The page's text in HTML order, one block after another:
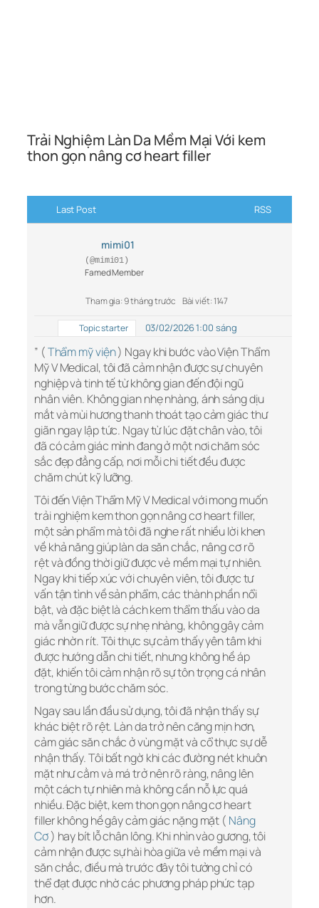
Trải Nghiệm Làn Da Mềm Mại Với kem
thon gọn nâng cơ heart filler
Last Post RSS
mimi01
(@mimi01)
Famed Member
Tham gia: 9 tháng trước Bài viết: 1147
Topic starter 03/02/2026 1:00 sáng
” (Thẩm mỹ viện) Ngay khi bước vào Viện Thẩm
Mỹ V Medical, tôi đã cảm nhận được sự chuyên
nghiệp và tinh tế từ không gian đến đội ngũ
nhân viên. Không gian nhẹ nhàng, ánh sáng dịu
mắt và mùi hương thanh thoát tạo cảm giác thư
giãn ngay lập tức. Ngay từ lúc đặt chân vào, tôi
đã có cảm giác mình đang ở một nơi chăm sóc
sắc đẹp đẳng cấp, nơi mỗi chi tiết đều được
chăm chút kỹ lưỡng.
Tôi đến Viện Thẩm Mỹ V Medical với mong muốn
trải nghiệm kem thon gọn nâng cơ heart filler,
một sản phẩm mà tôi đã nghe rất nhiều lời khen
về khả năng giúp làn da săn chắc, nâng cơ rõ
rệt và đồng thời giữ được vẻ mềm mại tự nhiên.
Ngay khi tiếp xúc với chuyên viên, tôi được tư
vấn tận tình về sản phẩm, các thành phần nổi
bật, và đặc biệt là cách kem thẩm thấu vào da
mà vẫn giữ được sự nhẹ nhàng, không gây cảm
giác nhờn rít. Tôi thực sự cảm thấy yên tâm khi
được hướng dẫn chi tiết, nhưng không hề áp
đặt, khiến tôi cảm nhận rõ sự tôn trọng cá nhân
trong từng bước chăm sóc.
Ngay sau lần đầu sử dụng, tôi đã nhận thấy sự
khác biệt rõ rệt. Làn da trở nên căng mịn hơn,
cảm giác săn chắc ở vùng mặt và cổ thực sự dễ
nhận thấy. Tôi bất ngờ khi các đường nét khuôn
mặt như cằm và má trở nên rõ ràng, nâng lên
một cách tự nhiên mà không cần nỗ lực quá
nhiều. Đặc biệt, kem thon gọn nâng cơ heart
filler không hề gây cảm giác nặng mặt ( Nâng
Cơ) hay bít lỗ chân lông. Khi nhìn vào gương, tôi
cảm nhận được sự hài hòa giữa vẻ mềm mại và
săn chắc, điều mà trước đây tôi tưởng chỉ có
thể đạt được nhờ các phương pháp phức tạp
hơn.